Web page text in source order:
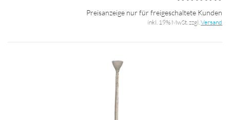
Preisanzeige nur für freigeschaltete Kunden
inkl. 19% MwSt. zzgl.Versand